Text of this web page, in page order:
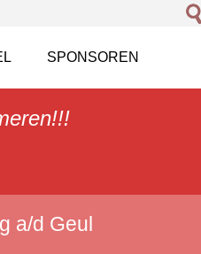
SPONSOREN
a/d Geul